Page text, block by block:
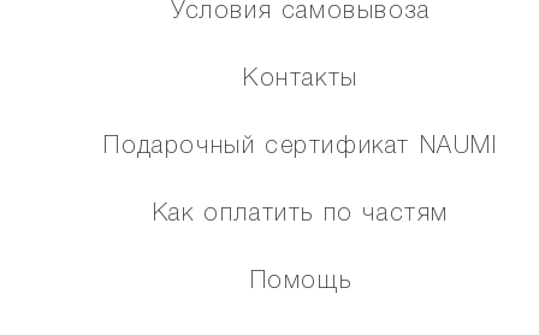
Условия самовывоза
Контакты
Подарочный сертификат NAUMI
Как оплатить по частям
Помощь